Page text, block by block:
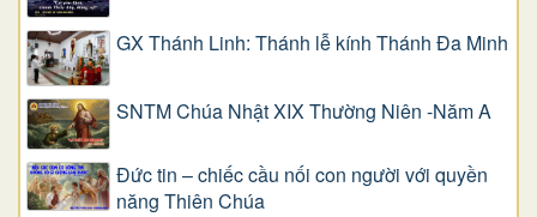
GX Thánh Linh: Thánh lễ kính Thánh Đa Minh
SNTM Chúa Nhật XIX Thường Niên -Năm A
Đức tin – chiếc cầu nối con người với quyền
năng Thiên Chúa